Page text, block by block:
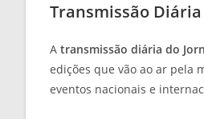
Transmissão
A transmissão diária do
edições que vão ao ar pela
eventos nacionais e